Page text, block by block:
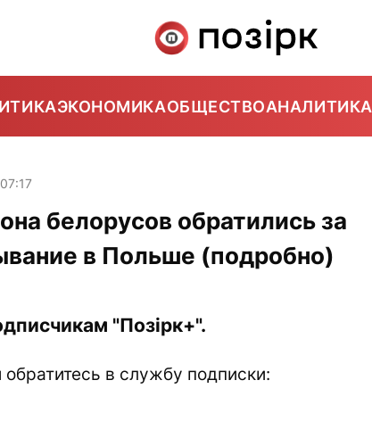
ЭКОНОМИКАОБЩЕСТВОАНАЛИТИКА
07:17
белорусов обратились за
в Польше (подробно)
"Позірк+".
в службу подписки: